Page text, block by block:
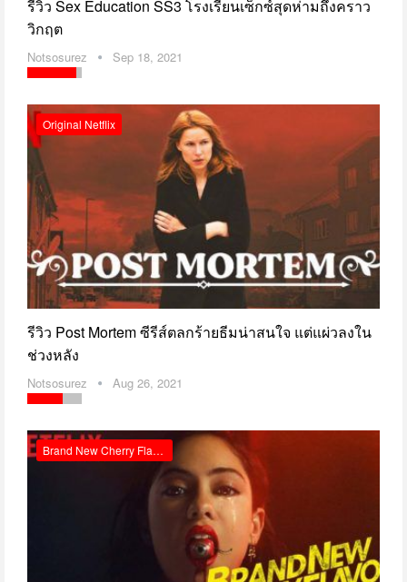
รีวิว Sex Education SS3 โรงเรียนเซ็กซ์สุดห่ามถึงคราว
วิกฤต
Notsosurez Sep 18, 2021
Original Netflix
รีวิว Post Mortem ซีรีส์ตลกร้ายธีมน่าสนใจ แต่แผ่วลงใน
ช่วงหลัง
Notsosurez Aug 26, 2021
Brand New Cherry Flavor Netflix รีวิว